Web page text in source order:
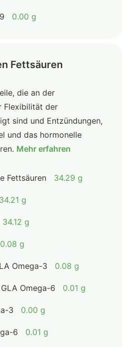
0.00 g
Fettsäuren
die an der
Flexibilität der
sind und Entzündungen,
und das hormonelle
Mehr erfahren
Fettsäuren 34.29 g
34.21 g
34.12 g
0.08 g
Omega-3 0.08 g
Omega-6 0.01 g
3 0.00 g
6 0.01 g